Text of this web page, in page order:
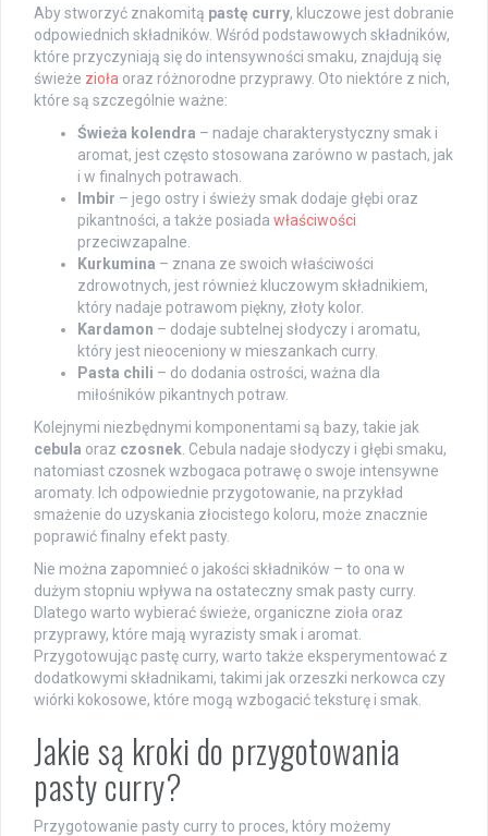
Aby stworzyć znakomitą pastę curry, kluczowe jest dobranie
odpowiednich składników. Wśród podstawowych składników,
które przyczyniają się do intensywności smaku, znajdują się
świeże zioła oraz różnorodne przyprawy. Oto niektóre z nich,
które są szczególnie ważne:
Świeża kolendra – nadaje charakterystyczny smak i
aromat, jest często stosowana zarówno w pastach, jak
i w finalnych potrawach.
Imbir – jego ostry i świeży smak dodaje głębi oraz
pikantności, a także posiada właściwości
przeciwzapalne.
Kurkumina – znana ze swoich właściwości
zdrowotnych, jest również kluczowym składnikiem,
który nadaje potrawom piękny, złoty kolor.
Kardamon – dodaje subtelnej słodyczy i aromatu,
który jest nieoceniony w mieszankach curry.
Pasta chili – do dodania ostrości, ważna dla
miłośników pikantnych potraw.
Kolejnymi niezbędnymi komponentami są bazy, takie jak
cebula oraz czosnek . Cebula nadaje słodyczy i głębi smaku,
natomiast czosnek wzbogaca potrawę o swoje intensywne
aromaty. Ich odpowiednie przygotowanie, na przykład
smażenie do uzyskania złocistego koloru, może znacznie
poprawić finalny efekt pasty.
Nie można zapomnieć o jakości składników – to ona w
dużym stopniu wpływa na ostateczny smak pasty curry.
Dlatego warto wybierać świeże, organiczne zioła oraz
przyprawy, które mają wyrazisty smak i aromat.
Przygotowując pastę curry, warto także eksperymentować z
dodatkowymi składnikami, takimi jak orzeszki nerkowca czy
wiórki kokosowe, które mogą wzbogacić teksturę i smak.
Jakie są kroki do przygotowania
pasty curry?
Przygotowanie pasty curry to proces, który możemy